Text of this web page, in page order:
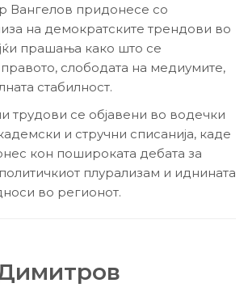
Вангелов придонесе со
на демократските трендови во
прашања како што се
слободата на медиумите,
стабилност.
трудови се објавени во водечки
и стручни списанија, каде
кон пошироката дебата за
плурализам и иднината
во регионот.